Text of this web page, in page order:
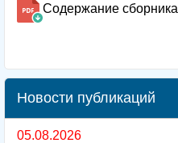
Содержание сборника
Новости публикаций
05.08.2026